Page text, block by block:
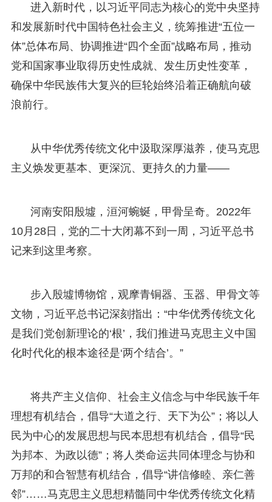
进入新时代，以习近平同志为核心的党中央坚持
和发展新时代中国特色社会主义，统筹推进“五位一
体”总体布局、协调推进“四个全面”战略布局，推动
党和国家事业取得历史性成就、发生历史性变革，
确保中华民族伟大复兴的巨轮始终沿着正确航向破
浪前行。
从中华优秀传统文化中汲取深厚滋养，使马克思
主义焕发更基本、更深沉、更持久的力量——
河南安阳殷墟，洹河蜿蜒，甲骨呈奇。2022年
10月28日，党的二十大闭幕不到一周，习近平总书
记来到这里考察。
步入殷墟博物馆，观摩青铜器、玉器、甲骨文等
文物，习近平总书记深刻指出：“中华优秀传统文化
是我们党创新理论的‘根’，我们推进马克思主义中国
化时代化的根本途径是‘两个结合’。”
将共产主义信仰、社会主义信念与中华民族千年
理想有机结合，倡导“大道之行、天下为公”；将以人
民为中心的发展思想与民本思想有机结合，倡导“民
为邦本、为政以德”；将人类命运共同体理念与协和
万邦的和合智慧有机结合，倡导“讲信修睦、亲仁善
邻”……马克思主义思想精髓同中华优秀传统文化精